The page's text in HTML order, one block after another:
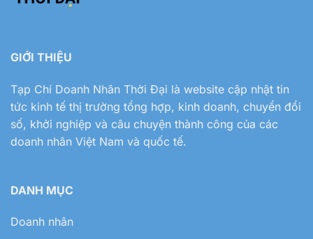
GIỚI THIỆU
Tạp Chí Doanh Nhân Thời Đại là website cập nhật tin
tức kinh tế thị trường tổng hợp, kinh doanh, chuyển đổi
số, khởi nghiệp và câu chuyện thành công của các
doanh nhân Việt Nam và quốc tế.
DANH MỤC
Doanh nhân